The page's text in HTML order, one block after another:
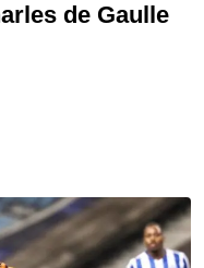
de Gaulle